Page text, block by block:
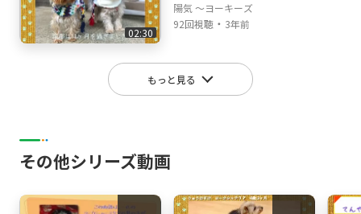
02:30
陽気 ～ヨーキーズ
92回視聴 ・ 3年前
もっと見る
その他シリーズ動画